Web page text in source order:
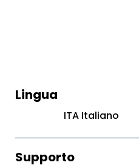
Lingua
ITA Italiano
Supporto